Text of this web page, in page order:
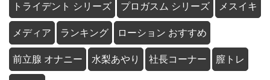
トライデント シリーズ プロガスム シリーズ メスイキ
メディア ランキング ローション おすすめ
前立腺 オナニー 水梨あやり 社長コーナー 膣トレ